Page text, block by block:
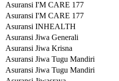
Asuransi I'M CARE 177
Asuransi I'M CARE 177
Asuransi INHEALTH
Asuransi Jiwa Generali
Asuransi Jiwa Krisna
Asuransi Jiwa Tugu Mandiri
Asuransi Jiwa Tugu Mandiri